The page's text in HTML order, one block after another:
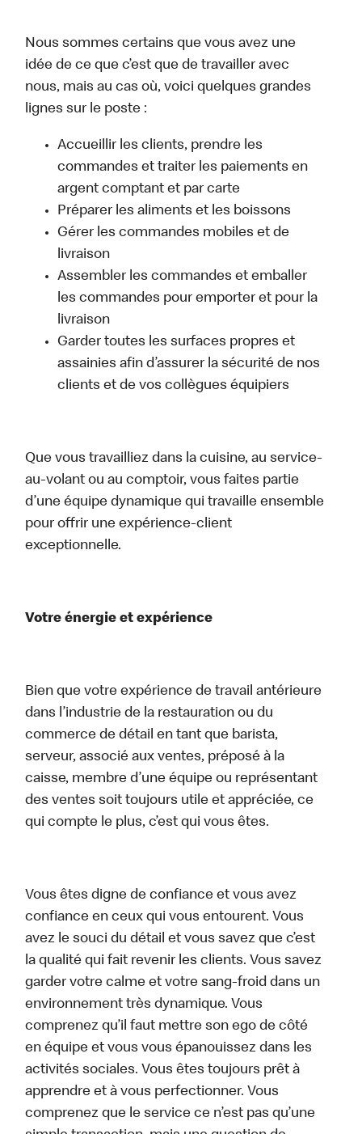
Nous sommes certains que vous avez une
idée de ce que c’est que de travailler avec
nous, mais au cas où, voici quelques grandes
lignes sur le poste :
Accueillir les clients, prendre les
commandes et traiter les paiements en
argent comptant et par carte
Préparer les aliments et les boissons
Gérer les commandes mobiles et de
livraison
Assembler les commandes et emballer
les commandes pour emporter et pour la
livraison
Garder toutes les surfaces propres et
assainies afin d’assurer la sécurité de nos
clients et de vos collègues équipiers
Que vous travailliez dans la cuisine, au service-
au-volant ou au comptoir, vous faites partie
d’une équipe dynamique qui travaille ensemble
pour offrir une expérience-client
exceptionnelle.
Votre énergie et expérience
Bien que votre expérience de travail antérieure
dans l’industrie de la restauration ou du
commerce de détail en tant que barista,
serveur, associé aux ventes, préposé à la
caisse, membre d’une équipe ou représentant
des ventes soit toujours utile et appréciée, ce
qui compte le plus, c’est qui vous êtes.
Vous êtes digne de confiance et vous avez
confiance en ceux qui vous entourent. Vous
avez le souci du détail et vous savez que c’est
la qualité qui fait revenir les clients. Vous savez
garder votre calme et votre sang-froid dans un
environnement très dynamique. Vous
comprenez qu’il faut mettre son ego de côté
en équipe et vous vous épanouissez dans les
activités sociales. Vous êtes toujours prêt à
apprendre et à vous perfectionner. Vous
comprenez que le service ce n’est pas qu’une